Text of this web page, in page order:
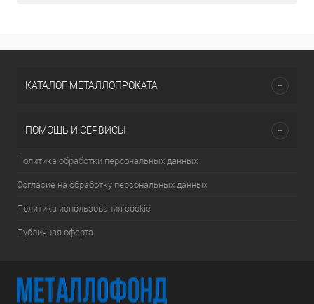
КАТАЛОГ МЕТАЛЛОПРОКАТА
ПОМОЩЬ И СЕРВИСЫ
Политика обработки персональных данных
Согласие на обработку персональных данных
Политика использования cookie
Публичная оферта